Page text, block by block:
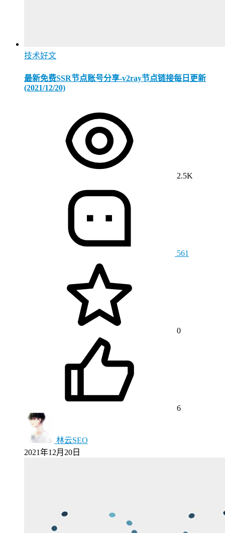
技术好文
最新免费SSR节点账号分享-v2ray节点链接每日更新
(2021/12/20)
2.5K
561
0
6
林云SEO
2021年12月20日